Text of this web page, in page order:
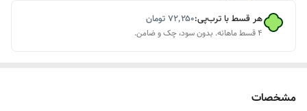
هر قسط با ترب‌پی:۷۲٬۲۵۰تومان
۴ قسط ماهانه. بدون سود، چک و ضامن.
مشخصات